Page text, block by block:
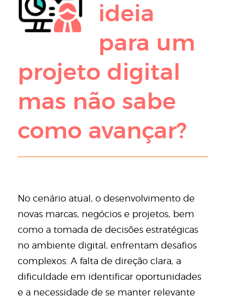
ideia
para um
projeto digital
mas não sabe
como avançar?
No cenário atual, o desenvolvimento de
novas marcas, negócios e projetos, bem
como a tomada de decisões estratégicas
no ambiente digital, enfrentam desafios
complexos. A falta de direção clara, a
dificuldade em identificar oportunidades
e a necessidade de se manter relevante